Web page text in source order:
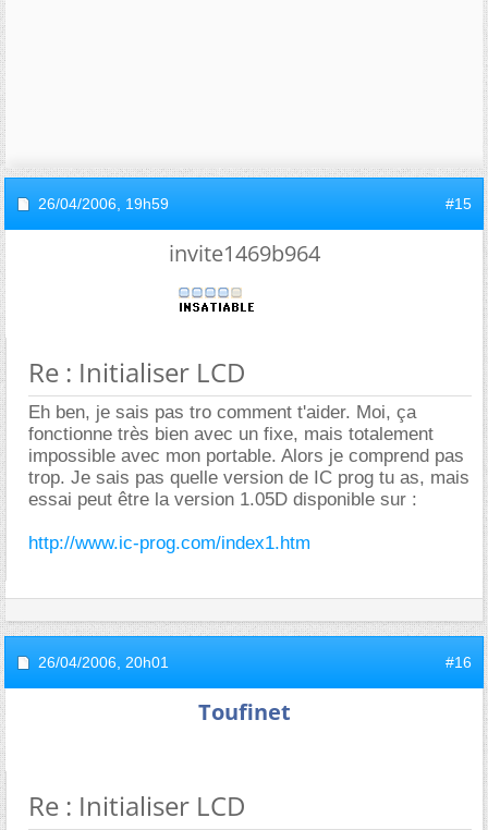
26/04/2006, 19h59 #15
invite1469b964
Re : Initialiser LCD
Eh ben, je sais pas tro comment t'aider. Moi, ça
fonctionne très bien avec un fixe, mais totalement
impossible avec mon portable. Alors je comprend pas
trop. Je sais pas quelle version de IC prog tu as, mais
essai peut être la version 1.05D disponible sur :
http://www.ic-prog.com/index1.htm
26/04/2006, 20h01 #16
Toufinet
Re : Initialiser LCD